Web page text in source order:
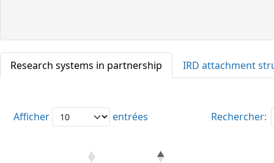
Research systems in partnership IRD attachment
Afficher entrées Rechercher: